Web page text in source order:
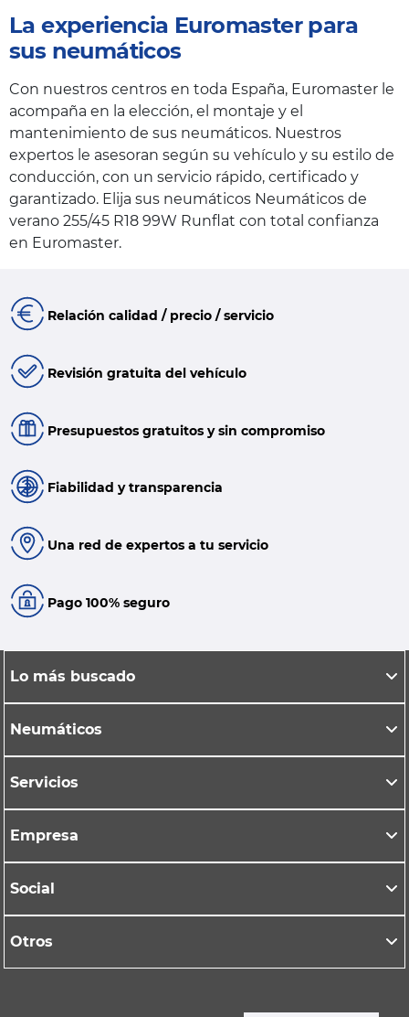
La experiencia Euromaster para
sus neumáticos
Con nuestros centros en toda España, Euromaster le
acompaña en la elección, el montaje y el
mantenimiento de sus neumáticos. Nuestros
expertos le asesoran según su vehículo y su estilo de
conducción, con un servicio rápido, certificado y
garantizado. Elija sus neumáticos Neumáticos de
verano 255/45 R18 99W Runflat con total confianza
en Euromaster.
Relación calidad / precio / servicio
Revisión gratuita del vehículo
Presupuestos gratuitos y sin compromiso
Fiabilidad y transparencia
Una red de expertos a tu servicio
Pago 100% seguro
Lo más buscado
Neumáticos
Servicios
Empresa
Social
Otros